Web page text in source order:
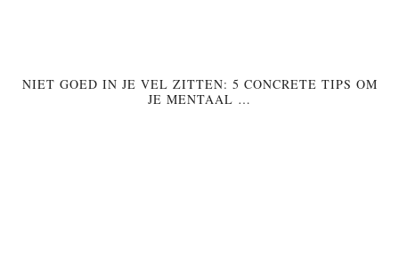
NIET GOED IN JE VEL ZITTEN: 5 CONCRETE TIPS OM
JE MENTAAL …